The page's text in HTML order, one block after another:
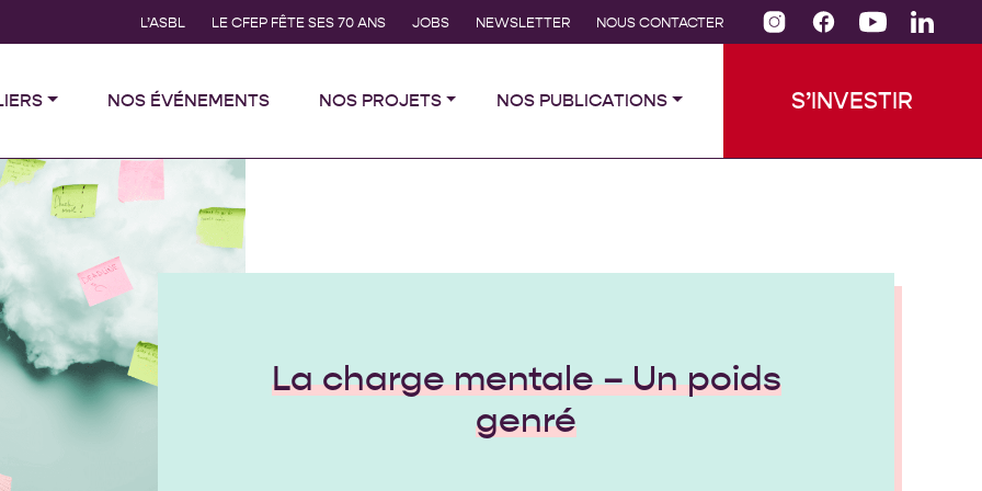
L’ASBL LE CFEP FÊTE SES 70 ANS JOBS NEWSLETTER NOUS CONTACTER
NOS ÉVÉNEMENTS NOS PROJETS NOS PUBLICATIONS S’INVESTIR
La charge mentale – Un poids
genré